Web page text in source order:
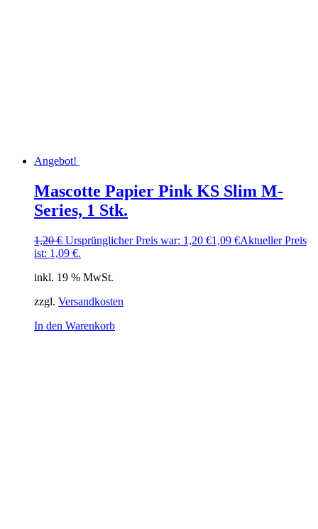
Angebot!
Mascotte Papier Pink KS Slim M-
Series, 1 Stk.
1,20€ Ursprünglicher Preis war: 1,20 €1,09 €Aktueller Preis
ist: 1,09 €.
inkl. 19 % MwSt.
zzgl. Versandkosten
In den Warenkorb